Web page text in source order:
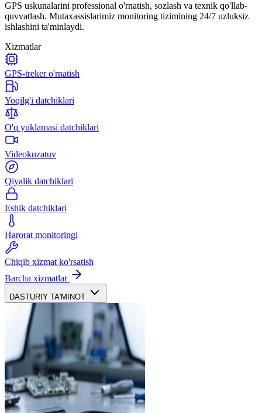
GPS uskunalarini professional o'rnatish, sozlash va texnik qo'llab-
quvvatlash. Mutaxassislarimiz monitoring tizimining 24/7 uzluksiz
ishlashini ta'minlaydi.
Xizmatlar
GPS-treker o'rnatish
Yoqilg'i datchiklari
O'q yuklamasi datchiklari
Videokuzatuv
Qiyalik datchiklari
Eshik datchiklari
Harorat monitoringi
Chiqib xizmat ko'rsatish
Barcha xizmatlar
DASTURIY TA'MINOT